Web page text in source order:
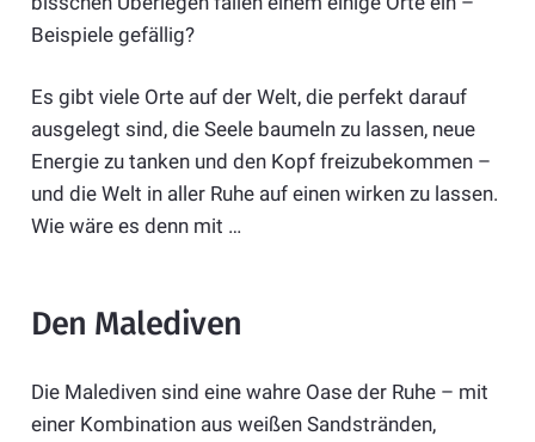
Beispiele gefällig?
Es gibt viele Orte auf der Welt, die perfekt darauf
ausgelegt sind, die Seele baumeln zu lassen, neue
Energie zu tanken und den Kopf freizubekommen –
und die Welt in aller Ruhe auf einen wirken zu lassen.
Wie wäre es denn mit …
Den Malediven
Die Malediven sind eine wahre Oase der Ruhe – mit
einer Kombination aus weißen Sandstränden,